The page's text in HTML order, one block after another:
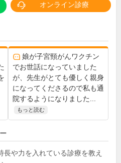
オンライン診療
娘が子宮頸がんワクチン
でお世話になっていました
が、先生がとても優しく親身
になってくださるので私も通
院するようになりました...
もっと読む
長や力を入れている診療を教え